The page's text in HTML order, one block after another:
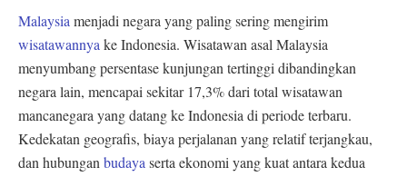
Malaysia menjadi negara yang paling sering mengirim
wisatawannya ke Indonesia. Wisatawan asal Malaysia
menyumbang persentase kunjungan tertinggi dibandingkan
negara lain, mencapai sekitar 17,3% dari total wisatawan
mancanegara yang datang ke Indonesia di periode terbaru.
Kedekatan geografis, biaya perjalanan yang relatif terjangkau,
dan hubungan budaya serta ekonomi yang kuat antara kedua